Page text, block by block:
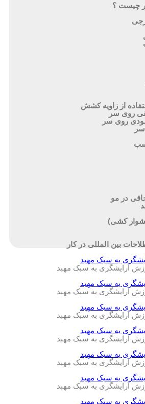
چیست ؟
از زاویه کشش
روی سر
روی سر
در مو
کشی)
بین المللی در کار
آرایشگری به سبک مهبد
آرایشگری به سبک مهبد
آرایشگری به سبک مهبد
آرایشگری به سبک مهبد
آرایشگری به سبک مهبد
آرایشگری به سبک مهبد